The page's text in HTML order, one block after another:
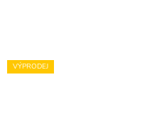
VÝPRODEJ